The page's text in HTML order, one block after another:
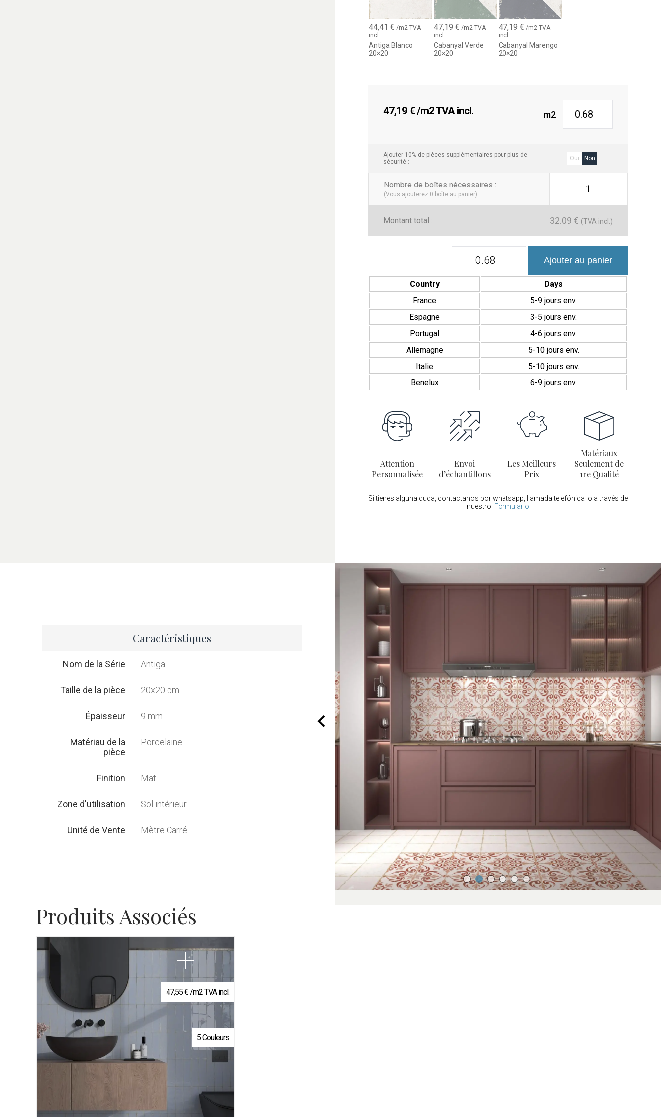
44,41€ /m2 TVA
incl.
Antiga Blanco
20×20
47,19€ /m2 TVA
incl.
Cabanyal Verde
20×20
47,19€ /m2 TVA
incl.
Cabanyal Marengo
20×20
47,19 €/m2 TVA incl. m2
Ajouter 10% de pièces supplémentaires pour plus de
sécurité :
Oui Non
Nombre de boîtes nécessaires :
(Vous ajouterez 0 boîte au panier) 1
Montant total : 32.09 € (TVA incl.)
Porcelánico
Antiga
cm
Ajouter au panier
Country
Days
France
5-9 jours env.
Espagne
3-5 jours env.
Portugal
4-6 jours env.
Allemagne
5-10 jours env.
Italie
5-10 jours env.
Benelux
6-9 jours env.
Attention
Personnalisée
Envoi
d’échantillons
Les Meilleurs
Prix
Matériaux
Seulement de
1re Qualité
Si tienes alguna duda, contactanos por whatsapp, llamada telefónica o a través de
nuestro Formulario
Caractéristiques
Nom de la Série Antiga
Taille de la pièce 20x20 cm
Épaisseur 9 mm
Matériau de la
pièce
Porcelaine
Finition Mat
Zone d'utilisation Sol intérieur
Unité de Vente Mètre Carré
Produits Associés
47,55€/m2 TVA incl.
5 Couleurs